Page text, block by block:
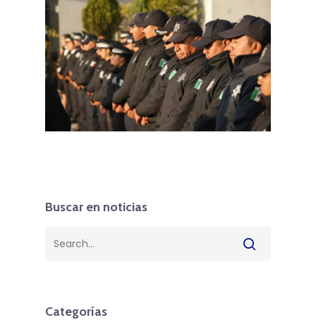
Buscar en noticias
Categorías